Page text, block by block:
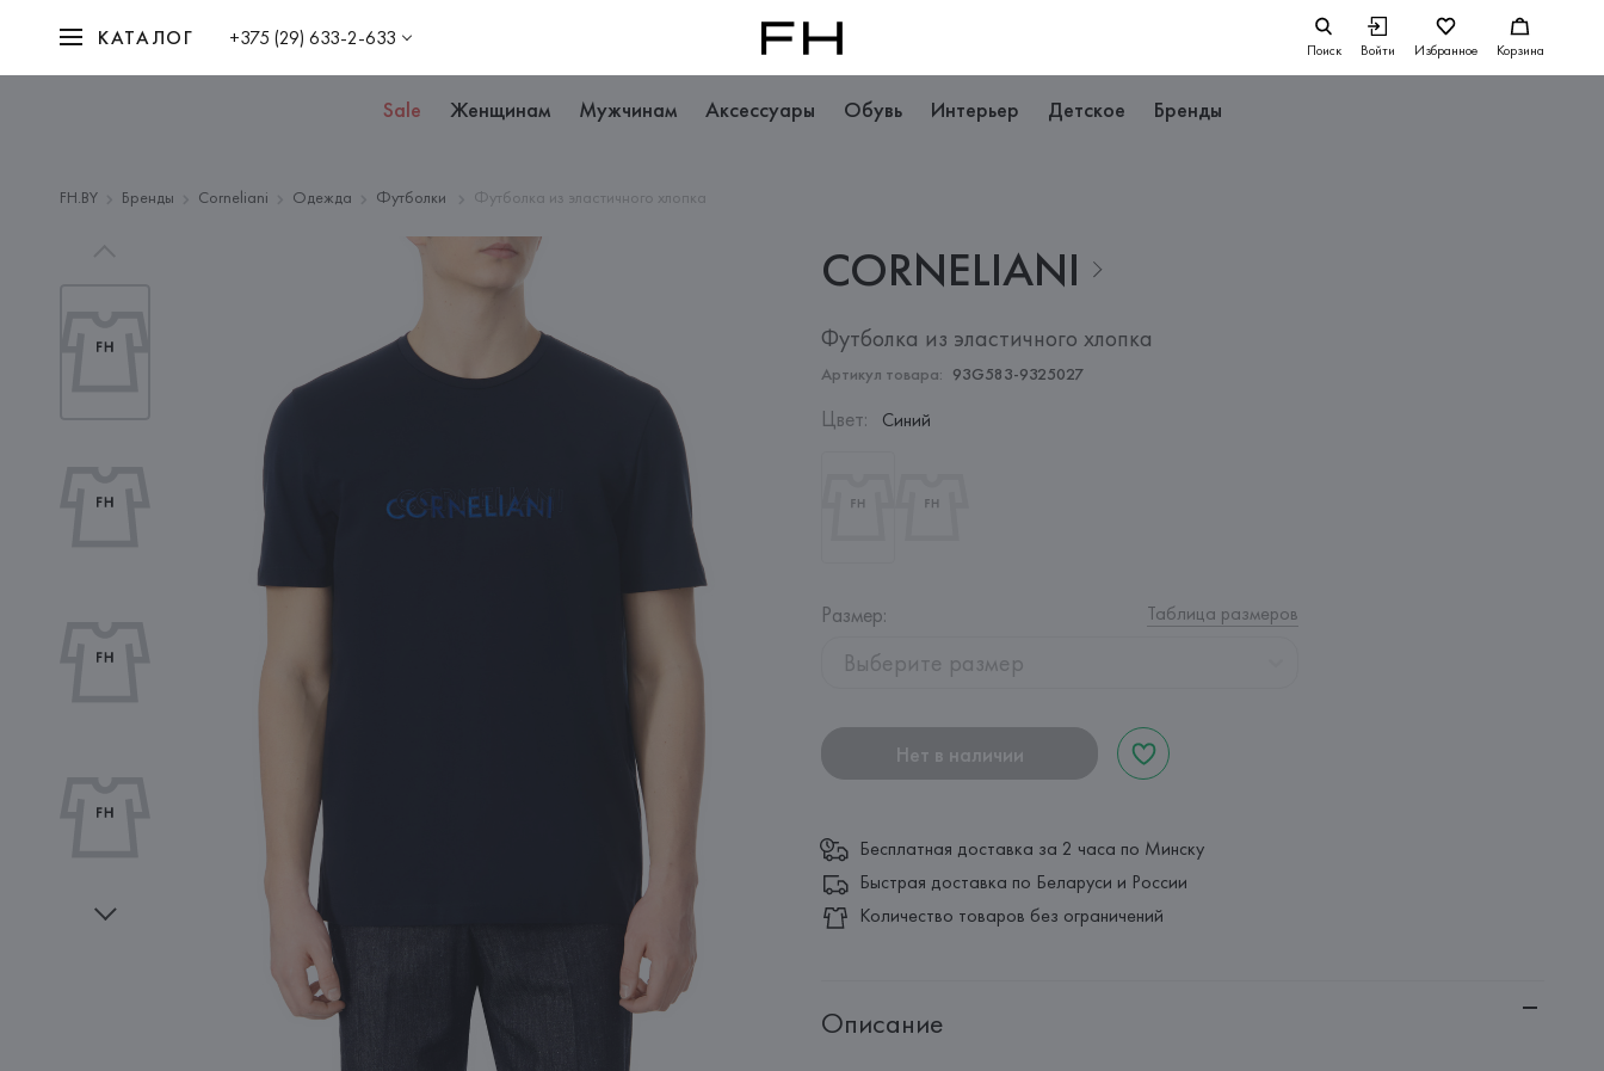
КАТАЛОГ +375 (29) 633-2-633 Поиск Войти Избранное Корзина
Sale Женщинам Мужчинам Аксессуары Обувь Интерьер Детское Бренды
FH.BY Бренды Corneliani Одежда Футболки Футболка из эластичного хлопка
CORNELIANI
Футболка из эластичного хлопка
Артикул товара: 93G583-9325027
Цвет: Синий
Размер: Таблица размеров
Выберите размер
Нет в наличии
Бесплатная доставка за 2 часа по Минску
Быстрая доставка по Беларуси и России
Количество товаров без ограничений
Описание